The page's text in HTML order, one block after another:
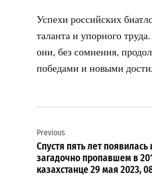
Успехи российских
таланта и упорного
они, без сомнения,
победами и новыми
по
записям
Previous
Спустя пять лет
загадочно пропавшем в
казахстанце 29 мая 2023,